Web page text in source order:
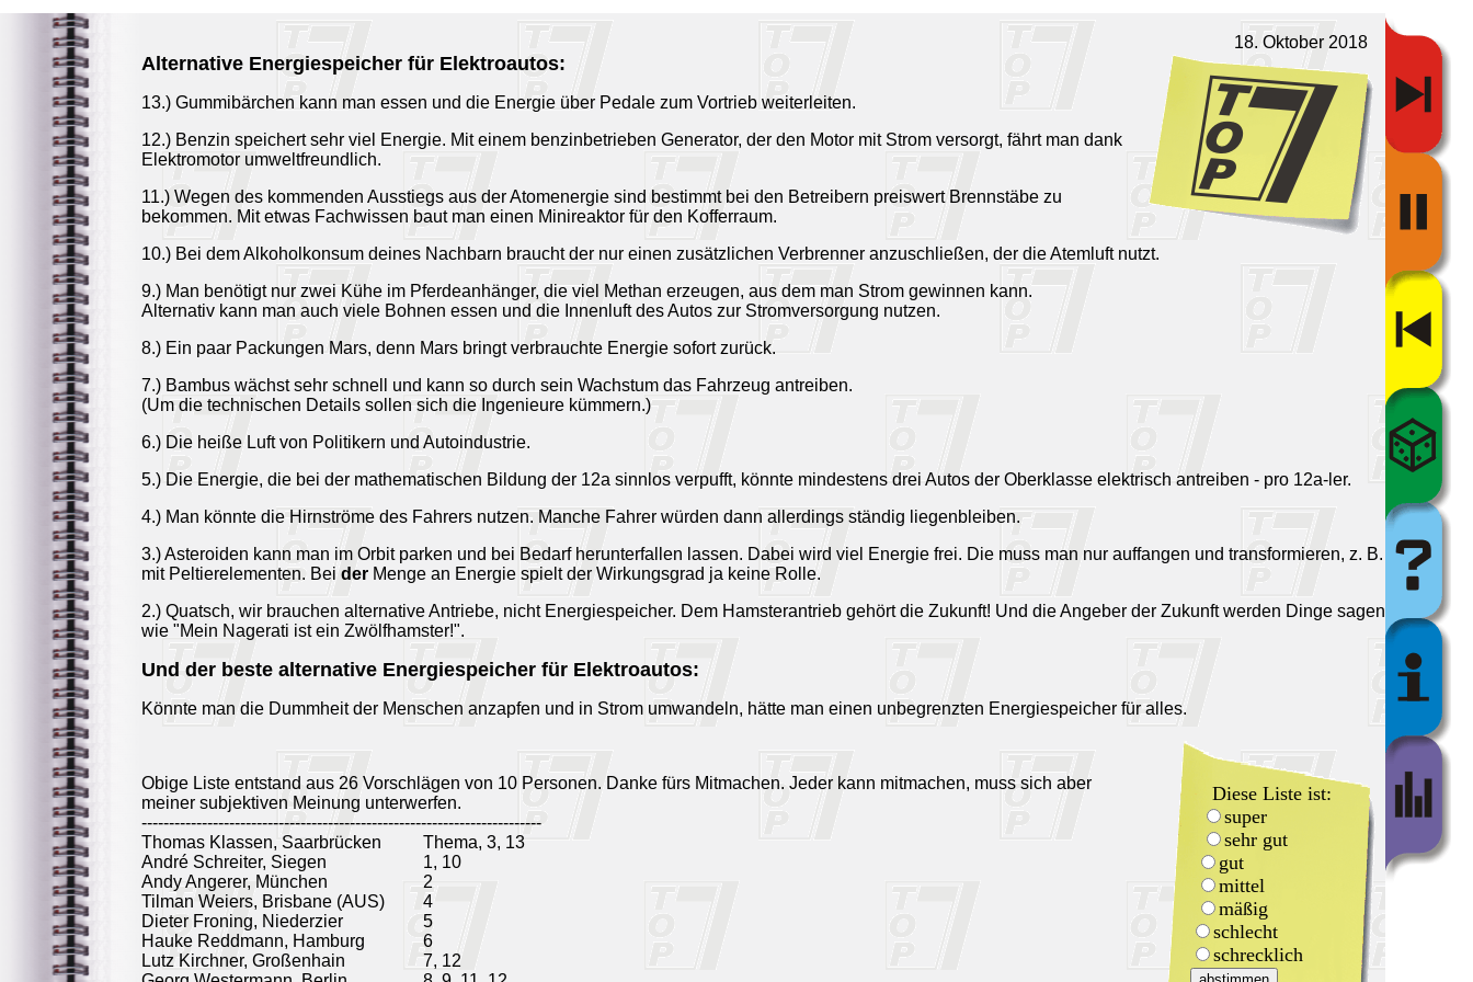
18. Oktober 2018
Alternative Energiespeicher für Elektroautos:
13.) Gummibärchen kann man essen und die Energie über Pedale zum Vortrieb weiterleiten.
12.) Benzin speichert sehr viel Energie. Mit einem benzinbetrieben Generator, der den Motor mit Strom versorgt, fährt man dank
Elektromotor umweltfreundlich.
11.) Wegen des kommenden Ausstiegs aus der Atomenergie sind bestimmt bei den Betreibern preiswert Brennstäbe zu
bekommen. Mit etwas Fachwissen baut man einen Minireaktor für den Kofferraum.
10.) Bei dem Alkoholkonsum deines Nachbarn braucht der nur einen zusätzlichen Verbrenner anzuschließen, der die Atemluft nutzt.
9.) Man benötigt nur zwei Kühe im Pferdeanhänger, die viel Methan erzeugen, aus dem man Strom gewinnen kann.
Alternativ kann man auch viele Bohnen essen und die Innenluft des Autos zur Stromversorgung nutzen.
8.) Ein paar Packungen Mars, denn Mars bringt verbrauchte Energie sofort zurück.
7.) Bambus wächst sehr schnell und kann so durch sein Wachstum das Fahrzeug antreiben.
(Um die technischen Details sollen sich die Ingenieure kümmern.)
6.) Die heiße Luft von Politikern und Autoindustrie.
5.) Die Energie, die bei der mathematischen Bildung der 12a sinnlos verpufft, könnte mindestens drei Autos der Oberklasse elektrisch antreiben - pro 12a-ler.
4.) Man könnte die Hirnströme des Fahrers nutzen. Manche Fahrer würden dann allerdings ständig liegenbleiben.
3.) Asteroiden kann man im Orbit parken und bei Bedarf herunterfallen lassen. Dabei wird viel Energie frei. Die muss man nur auffangen und transformieren, z. B.
mit Peltierelementen. Bei der Menge an Energie spielt der Wirkungsgrad ja keine Rolle.
2.) Quatsch, wir brauchen alternative Antriebe, nicht Energiespeicher. Dem Hamsterantrieb gehört die Zukunft! Und die Angeber der Zukunft werden Dinge sagen
wie "Mein Nagerati ist ein Zwölfhamster!".
Und der beste alternative Energiespeicher für Elektroautos:
Könnte man die Dummheit der Menschen anzapfen und in Strom umwandeln, hätte man einen unbegrenzten Energiespeicher für alles.
Obige Liste entstand aus 26 Vorschlägen von 10 Personen. Danke fürs Mitmachen. Jeder kann mitmachen, muss sich aber
meiner subjektiven Meinung unterwerfen.
-------------------------------------------------------------------------
Thomas Klassen, Saarbrücken
Thema, 3, 13
André Schreiter, Siegen
1, 10
Andy Angerer, München
2
Tilman Weiers, Brisbane (AUS)
4
Dieter Froning, Niederzier
5
Hauke Reddmann, Hamburg
6
Lutz Kirchner, Großenhain
7, 12
Diese Liste ist:
super
sehr gut
gut
mittel
mäßig
schlecht
schrecklich